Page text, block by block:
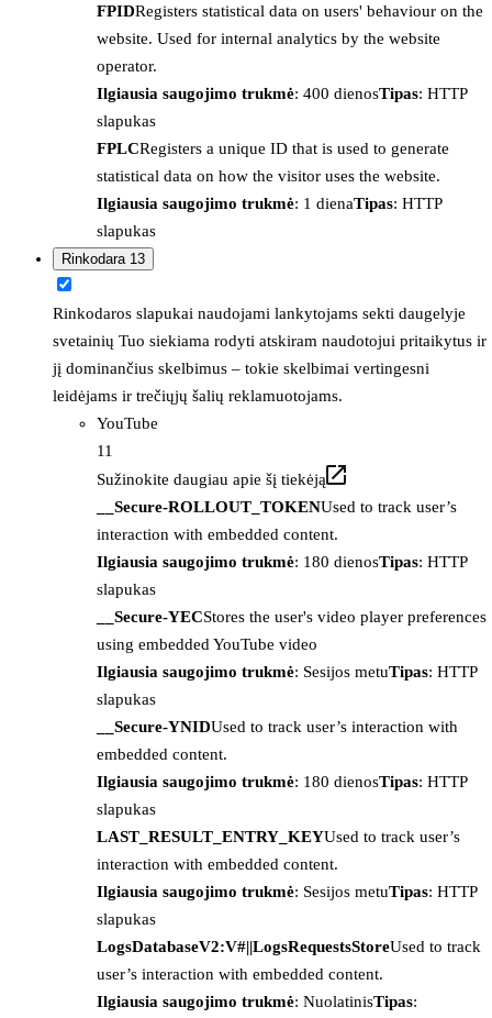
FPIDRegisters statistical data on users' behaviour on the
website. Used for internal analytics by the website
operator.
Ilgiausia saugojimo trukmė: 400 dienosTipas: HTTP
slapukas
FPLCRegisters a unique ID that is used to generate
statistical data on how the visitor uses the website.
Ilgiausia saugojimo trukmė: 1 dienaTipas: HTTP
slapukas
Rinkodara 13
Rinkodaros slapukai naudojami lankytojams sekti daugelyje
svetainių Tuo siekiama rodyti atskiram naudotojui pritaikytus ir
jį dominančius skelbimus – tokie skelbimai vertingesni
leidėjams ir trečiųjų šalių reklamuotojams.
YouTube
11
Sužinokite daugiau apie šį tiekėją
__Secure-ROLLOUT_TOKENUsed to track user’s
interaction with embedded content.
Ilgiausia saugojimo trukmė: 180 dienosTipas: HTTP
slapukas
__Secure-YECStores the user's video player preferences
using embedded YouTube video
Ilgiausia saugojimo trukmė: Sesijos metuTipas: HTTP
slapukas
__Secure-YNIDUsed to track user’s interaction with
embedded content.
Ilgiausia saugojimo trukmė: 180 dienosTipas: HTTP
slapukas
LAST_RESULT_ENTRY_KEYUsed to track user’s
interaction with embedded content.
Ilgiausia saugojimo trukmė: Sesijos metuTipas: HTTP
slapukas
LogsDatabaseV2:V#||LogsRequestsStoreUsed to track
user’s interaction with embedded content.
Ilgiausia saugojimo trukmė: NuolatinisTipas: